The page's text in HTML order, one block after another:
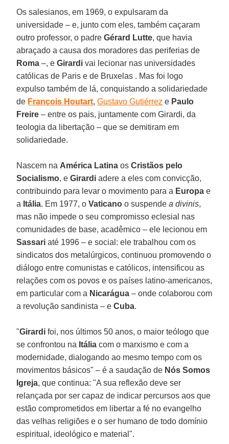
Os salesianos, em 1969, o expulsaram da
universidade – e, junto com eles, também caçaram
outro professor, o padreGérard Lutte, que havia
abraçado a causa dos moradores das periferias de
Roma–, eGirardivai lecionar nas universidades
católicas de Paris e de Bruxelas . Mas foi logo
expulso também de lá, conquistando a solidariedade
de François Houtart,Gustavo Gutiérrez e Paulo
Freire– entre os pais, juntamente com Girardi, da
teologia da libertação – que se demitiram em
solidariedade.
Nascem na América LatinaosCristãos pelo
Socialismo, eGirardiadere a eles com convicção,
contribuindo para levar o movimento para a Europae
a Itália. Em 1977, oVaticanoo suspendea divinis,
mas não impede o seu compromisso eclesial nas
comunidades de base, acadêmico – ele lecionou em
Sassariaté 1996 – e social: ele trabalhou com os
sindicatos dos metalúrgicos, continuou promovendo o
diálogo entre comunistas e católicos, intensificou as
relações com os povos e os países latino-americanos,
em particular com a Nicarágua– onde colaborou com
a revolução sandinista – eCuba.
"Girardifoi, nos últimos 50 anos, o maior teólogo que
se confrontou na Itáliacom o marxismo e com a
modernidade, dialogando ao mesmo tempo com os
movimentos básicos" – é a saudação de Nós Somos
Igreja, que continua: "A sua reflexão deve ser
relançada por ser capaz de indicar percursos aos que
estão comprometidos em libertar a fé no evangelho
das velhas religiões e o ser humano de todo domínio
espiritual, ideológico e material".